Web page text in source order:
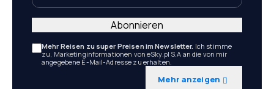
Mehr Reisen zu super Preisen im Newsletter. Ich stimme
zu, Marketinginformationen von eSky.pl S.A an die von mir
angegebene E-Mail-Adresse zu erhalten.
Mehr anzeigen
Abonnieren